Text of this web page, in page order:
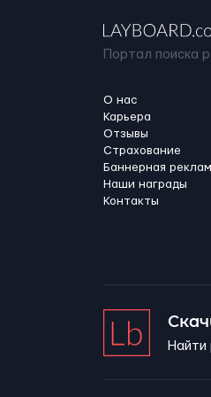
Портал поиска
О нас
Карьера
Отзывы
Страхование
Баннерная
Наши награды
Контакты
Найти